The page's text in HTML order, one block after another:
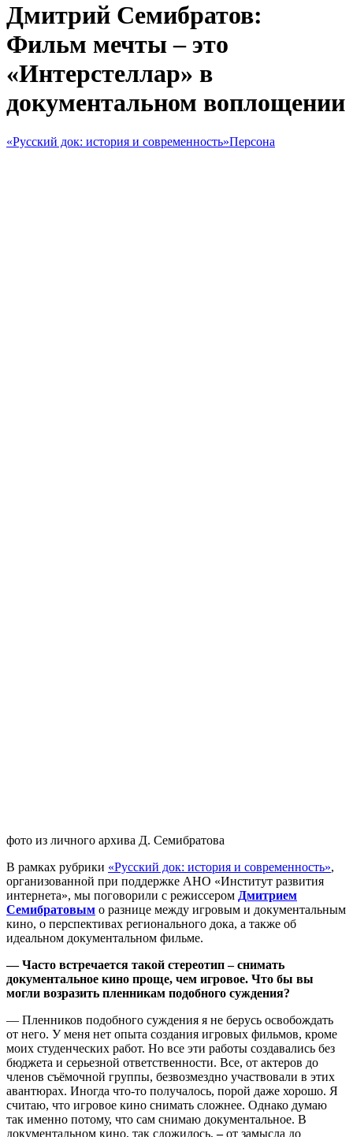
Дмитрий Семибратов:
Фильм мечты – это
«Интерстеллар» в
документальном воплощении
«Русский док: история и современность»Персона
фото из личного архива Д. Семибратова
В рамках рубрики «Русский док: история и современность»,
организованной при поддержке АНО «Институт развития
интернета», мы поговорили с режиссером Дмитрием
Семибратовым о разнице между игровым и документальным
кино, о перспективах регионального дока, а также об
идеальном документальном фильме.
— Часто встречается такой стереотип – снимать
документальное кино проще, чем игровое. Что бы вы
могли возразить пленникам подобного суждения?
— Пленников подобного суждения я не берусь освобождать
от него. У меня нет опыта создания игровых фильмов, кроме
моих студенческих работ. Но все эти работы создавались без
бюджета и серьезной ответственности. Все, от актеров до
членов съёмочной группы, безвозмездно участвовали в этих
авантюрах. Иногда что-то получалось, порой даже хорошо. Я
считаю, что игровое кино снимать сложнее. Однако думаю
так именно потому, что сам снимаю документальное. В
документальном кино, так сложилось,–от замысла до